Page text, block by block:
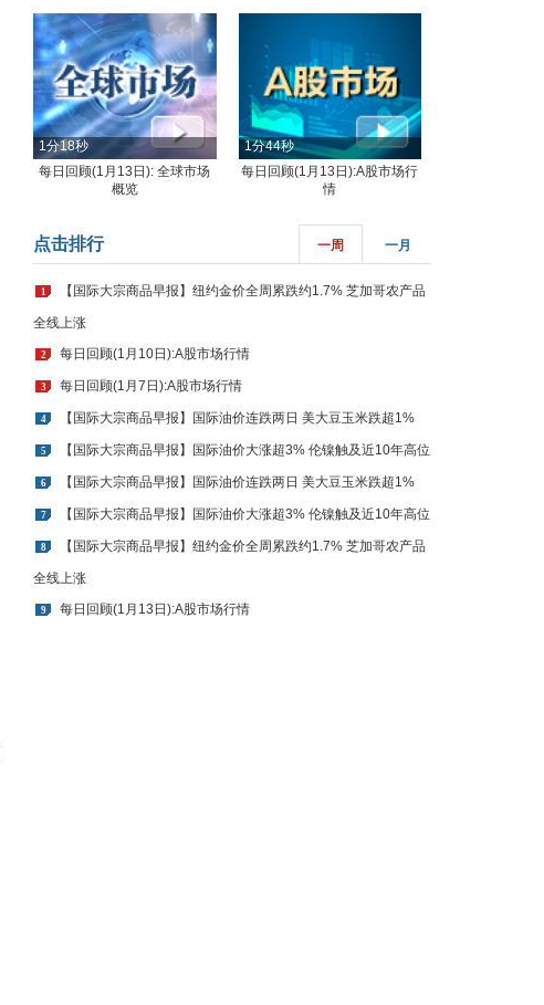
1分18秒
每日回顾(1月13日): 全球市场
概览
1分44秒
每日回顾(1月13日):A股市场行
情
点击排行 一周 一月
1 【国际大宗商品早报】纽约金价全周累跌约1.7% 芝加哥农产品
全线上涨
2 每日回顾(1月10日):A股市场行情
3 每日回顾(1月7日):A股市场行情
4 【国际大宗商品早报】国际油价连跌两日 美大豆玉米跌超1%
5 【国际大宗商品早报】国际油价大涨超3% 伦镍触及近10年高位
6 【国际大宗商品早报】国际油价连跌两日 美大豆玉米跌超1%
7 【国际大宗商品早报】国际油价大涨超3% 伦镍触及近10年高位
8 【国际大宗商品早报】纽约金价全周累跌约1.7% 芝加哥农产品
全线上涨
9 每日回顾(1月13日):A股市场行情